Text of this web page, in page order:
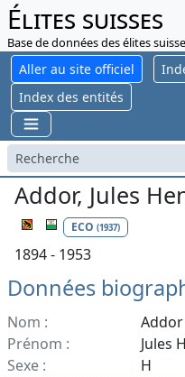
Élites suisses
Base de données des élites
Aller au site officiel
Index des entités
Addor, Jules
ECO (1937)
1894 - 1953
Données
Nom :
Addor
Prénom :
Jules
Sexe :
H